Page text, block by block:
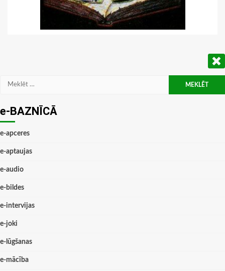
Meklēt:
e-BAZNĪCĀ
e-apceres
e-aptaujas
e-audio
e-bildes
e-intervijas
e-joki
e-lūgšanas
e-mācība